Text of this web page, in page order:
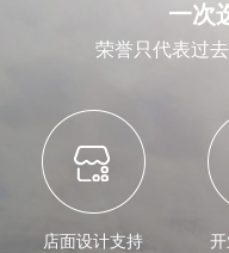
一次
荣誉只代表过
店面设计支持